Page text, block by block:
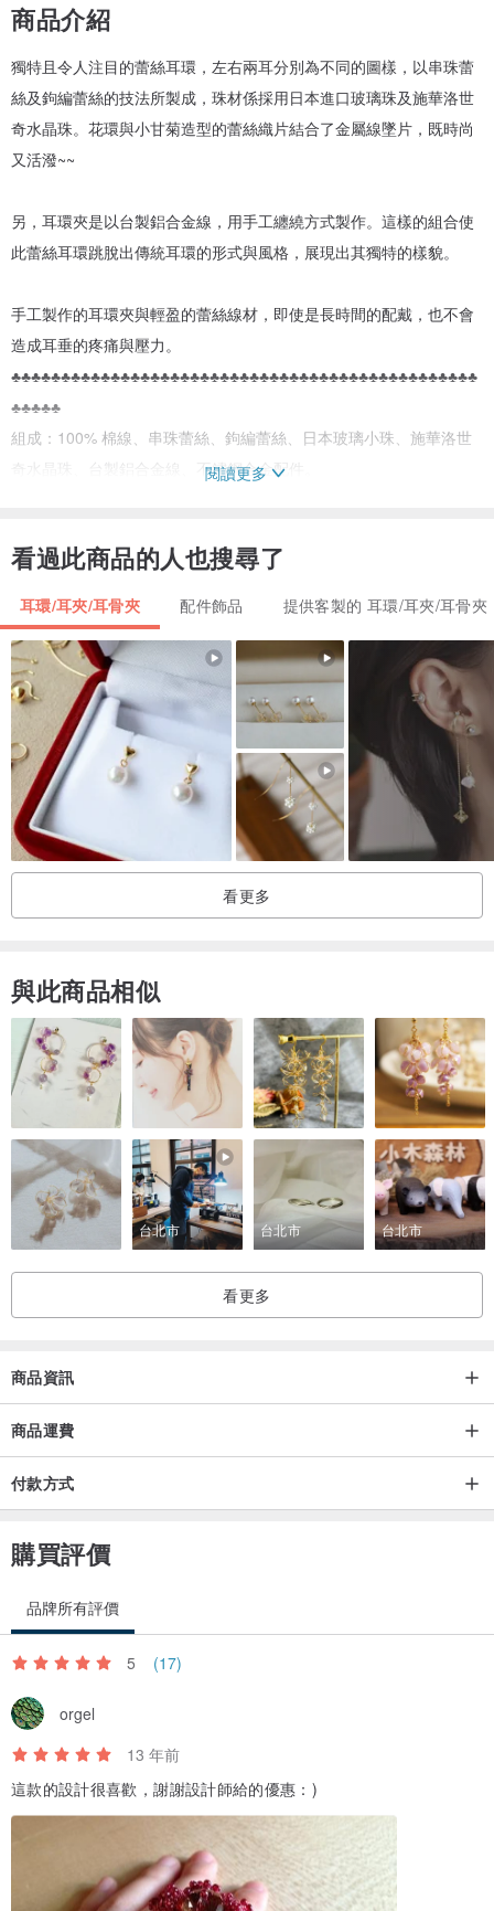
商品介紹
獨特且令人注目的蕾絲耳環，左右兩耳分別為不同的圖樣，以串珠蕾
絲及鉤編蕾絲的技法所製成，珠材係採用日本進口玻璃珠及施華洛世
奇水晶珠。花環與小甘菊造型的蕾絲織片結合了金屬線墜片，既時尚
又活潑~~
另，耳環夾是以台製鋁合金線，用手工纏繞方式製作。這樣的組合使
此蕾絲耳環跳脫出傳統耳環的形式與風格，展現出其獨特的樣貌。
手工製作的耳環夾與輕盈的蕾絲線材，即使是長時間的配戴，也不會
造成耳垂的疼痛與壓力。
♣♣♣♣♣♣♣♣♣♣♣♣♣♣♣♣♣♣♣♣♣♣♣♣♣♣♣♣♣♣♣♣♣♣♣♣♣♣♣♣♣♣♣♣♣♣♣
♣♣♣♣♣
組成：100% 棉線、串珠蕾絲、鉤編蕾絲、日本玻璃小珠、施華洛世
奇水晶珠、台製鋁合金線、不鏽鋼合金配件。
1. 單獨手洗，用溫和洗衣精以軟毛牙刷輕刷髒污處，洗畢，以乾淨毛
2. 不可扭轉
3. 不可漂白
4. 不可熨燙
♣♣♣♣♣♣♣♣♣♣♣♣♣♣♣♣♣♣♣♣♣♣♣♣♣♣♣♣♣♣♣♣♣♣♣♣♣♣♣♣♣♣♣♣♣♣♣
♣♣♣♣♣
本館所有的蕾絲飾品均採用高品質的線材，且在無吸煙及無寵物的環
境裡完成。
Doris
閱讀更多
看過此商品的人也搜尋了
耳環/耳夾/耳骨夾 配件飾品 提供客製的 耳環/耳夾/耳骨夾
看更多
與此商品相似
台北市 台北市 台北市
看更多
商品資訊
商品運費
付款方式
購買評價
品牌所有評價
5 (17)
orgel
13 年前
這款的設計很喜歡，謝謝設計師給的優惠：)